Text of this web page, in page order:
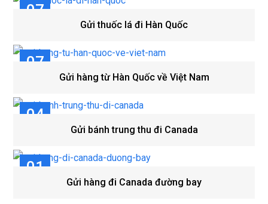
07
Gửi thuốc lá đi Hàn Quốc
07
Gửi hàng từ Hàn Quốc về Việt Nam
04
Gửi bánh trung thu đi Canada
01
Gửi hàng đi Canada đường bay